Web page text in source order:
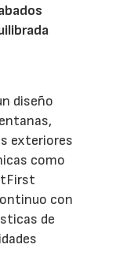
diseño
exteriores
como
con
de